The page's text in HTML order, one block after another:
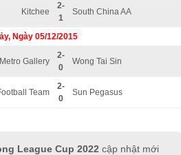
Kitchee
2-
1
South China AA
Ngày 05/12/2015
Gallery
2-
0
Wong Tai Sin
Team
2-
0
Sun Pegasus
League Cup 2022 cập nhật mới